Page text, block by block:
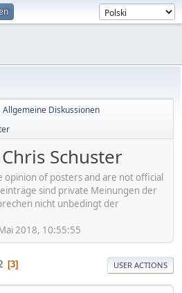
Allgemeine Diskussionen
Schuster
opinion of posters and are not official
sind private Meinungen der
nicht unbedingt der
2018, 10:55:55
3 USER ACTIONS